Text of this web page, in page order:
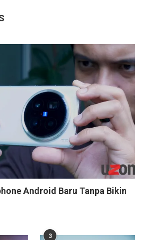
Android Baru Tanpa Bikin
3